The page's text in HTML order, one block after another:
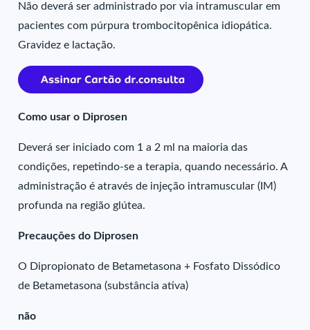
Não deverá ser administrado por via intramuscular em
pacientes com púrpura trombocitopênica idiopática.
Gravidez e lactação.
Como usar o Diprosen
Deverá ser iniciado com 1 a 2 ml na maioria das
condições, repetindo-se a terapia, quando necessário. A
administração é através de injeção intramuscular (IM)
profunda na região glútea.
Precauções do Diprosen
O Dipropionato de Betametasona + Fosfato Dissódico
de Betametasona (substância ativa)
não